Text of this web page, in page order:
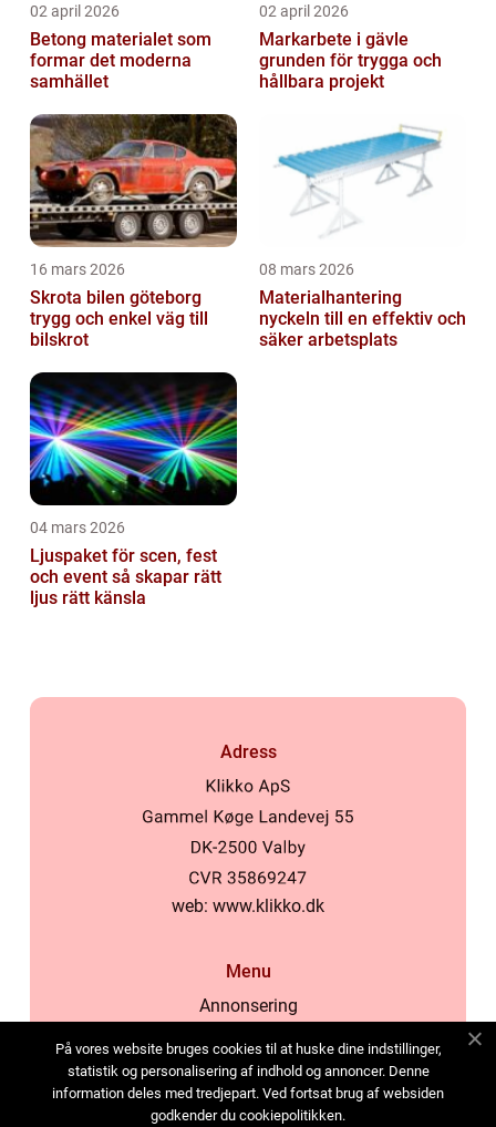
02 april 2026
Betong materialet som
formar det moderna
samhället
02 april 2026
Markarbete i gävle
grunden för trygga och
hållbara projekt
16 mars 2026
Skrota bilen göteborg
trygg och enkel väg till
bilskrot
08 mars 2026
Materialhantering
nyckeln till en effektiv och
säker arbetsplats
04 mars 2026
Ljuspaket för scen, fest
och event så skapar rätt
ljus rätt känsla
Adress
web: www.klikko.dk
Menu
Annonsering
Cookies
Kontakta oss
På vores website bruges cookies til at huske dine indstillinger,
statistik og personalisering af indhold og annoncer. Denne
information deles med tredjepart. Ved fortsat brug af websiden
godkender du cookiepolitikken.